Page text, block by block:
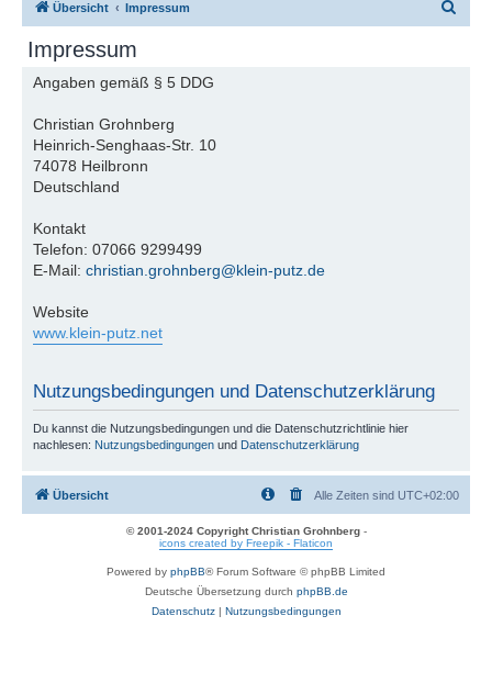
Übersicht Impressum
Impressum
Angaben gemäß § 5 DDG
Christian Grohnberg
Heinrich-Senghaas-Str. 10
74078 Heilbronn
Deutschland
Kontakt
Telefon: 07066 9299499
E-Mail: christian.grohnberg@klein-putz.de
Website
www.klein-putz.net
Nutzungsbedingungen und Datenschutzerklärung
Du kannst die Nutzungsbedingungen und die Datenschutzrichtlinie hier
nachlesen: Nutzungsbedingungen und Datenschutzerklärung
Übersicht Alle Zeiten sind UTC+02:00
© 2001-2024 Copyright Christian Grohnberg-
icons created by Freepik - Flaticon
Powered by phpBB® Forum Software © phpBB Limited
Deutsche Übersetzung durch phpBB.de
Datenschutz| Nutzungsbedingungen